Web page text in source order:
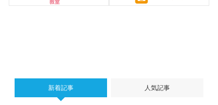
新着記事 人気記事